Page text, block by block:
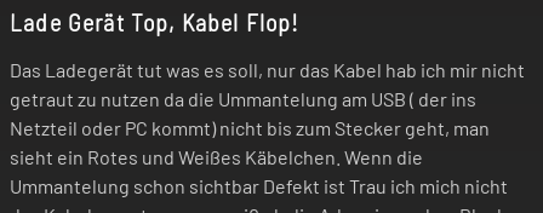
Lade Gerät Top, Kabel Flop!
Das Ladegerät tut was es soll, nur das Kabel hab ich mir nicht
getraut zu nutzen da die Ummantelung am USB ( der ins
Netzteil oder PC kommt) nicht bis zum Stecker geht, man
sieht ein Rotes und Weißes Käbelchen. Wenn die
Ummantelung schon sichtbar Defekt ist Trau ich mich nicht